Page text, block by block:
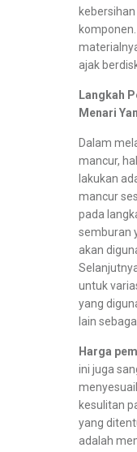
ajak
Langkah
Menari
Dalam
mancur,
lakukan
mancur
pada
semburan
akan
untuk
yang
lain
Harga
ini juga
kesulitan
yang
adalah